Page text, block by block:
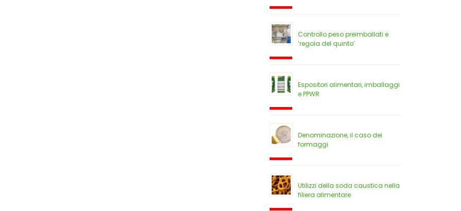
Controllo peso preimballati e
‘regola del quinto’
Espositori alimentari, imballaggi
e PPWR
Denominazione, il caso dei
formaggi
Utilizzi della soda caustica nella
filiera alimentare